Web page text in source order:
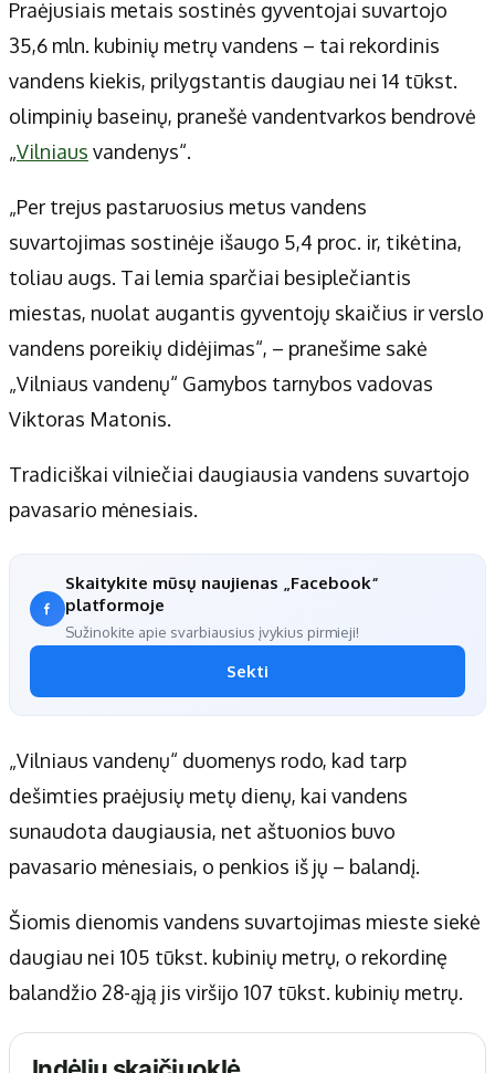
Alytaus miesto
Marijampolės
Palangos miesto
Prienų rajono
Redakcija
Apie mus
Privatumo politika
Redakcijos politika
Praėjusiais metais sostinės gyventojai suvartojo
35,6 mln. kubinių metrų vandens – tai rekordinis
vandens kiekis, prilygstantis daugiau nei 14 tūkst.
olimpinių baseinų, pranešė vandentvarkos bendrovė
„Vilniaus vandenys“.
„Per trejus pastaruosius metus vandens
suvartojimas sostinėje išaugo 5,4 proc. ir, tikėtina,
toliau augs. Tai lemia sparčiai besiplečiantis
miestas, nuolat augantis gyventojų skaičius ir verslo
vandens poreikių didėjimas“, – pranešime sakė
„Vilniaus vandenų“ Gamybos tarnybos vadovas
Viktoras Matonis.
Tradiciškai vilniečiai daugiausia vandens suvartojo
pavasario mėnesiais.
Skaitykite mūsų naujienas „Facebook“
platformoje
Sužinokite apie svarbiausius įvykius pirmieji!
Sekti
„Vilniaus vandenų“ duomenys rodo, kad tarp
dešimties praėjusių metų dienų, kai vandens
sunaudota daugiausia, net aštuonios buvo
pavasario mėnesiais, o penkios iš jų – balandį.
Šiomis dienomis vandens suvartojimas mieste siekė
daugiau nei 105 tūkst. kubinių metrų, o rekordinę
balandžio 28-ąją jis viršijo 107 tūkst. kubinių metrų.